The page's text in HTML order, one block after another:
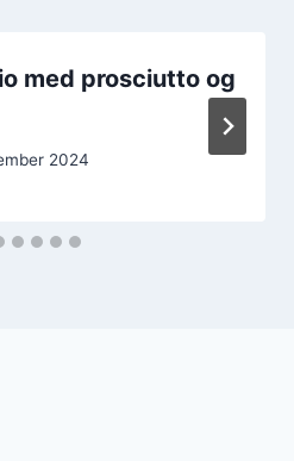
med prosciutto og
2024